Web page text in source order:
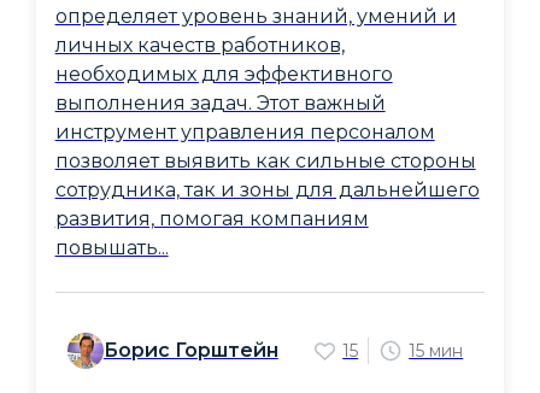
определяет уровень знаний, умений и
личных качеств работников,
необходимых для эффективного
выполнения задач. Этот важный
инструмент управления персоналом
позволяет выявить как сильные стороны
сотрудника, так и зоны для дальнейшего
развития, помогая компаниям
повышать...
Борис Горштейн 15 15 мин